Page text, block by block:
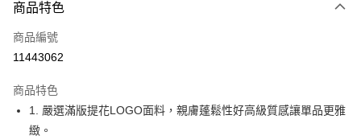
LINE Pay
Apple Pay
悠遊付
大哥付你分期
商品特色
商品編號
11443062
商品特色
1. 嚴選滿版提花LOGO面料，親膚蓬鬆性好高級質感讓單品更雅
緻。